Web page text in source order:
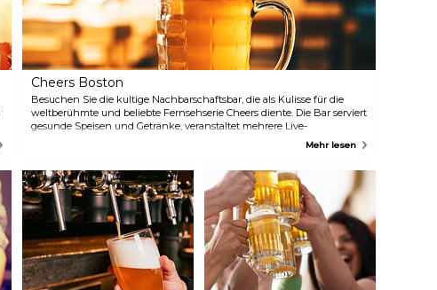
Cheers Boston
Besuchen Sie die kultige Nachbarschaftsbar, die als Kulisse für die
weltberühmte und beliebte Fernsehserie Cheers diente. Die Bar serviert
gesunde Speisen und Getränke, veranstaltet mehrere Live-
Veranstaltungen und heißt Kinder bis 22:00 Uhr willkommen.Mehr lesen